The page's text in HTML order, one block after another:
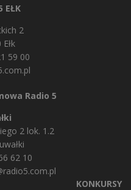
EŁK
2
59 00
Radio 5
2 lok. 1.2
62 10
KONKURSY